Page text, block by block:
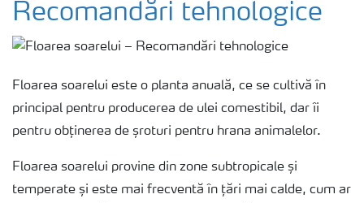
Produse
Norme de siguranță
Recomandări tehnologice
Floarea soarelui este o planta anuală, ce se cultivă în
principal pentru producerea de ulei comestibil, dar îi
pentru obținerea de șroturi pentru hrana animalelor.
Floarea soarelui provine din zone subtropicale și
temperate și este mai frecventă în țări mai calde, cum ar